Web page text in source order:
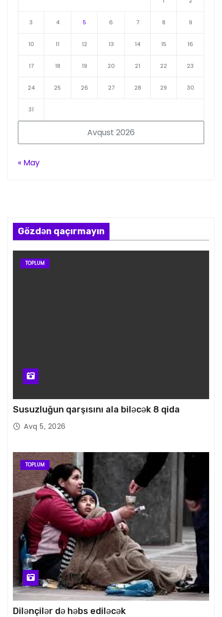
Avqust 2026
3 4 5 6 7 8 9
10 11 12 13 14 15 16
17 18 19 20 21 22 23
24 25 26 27 28 29 30
31
« May
Gözdən qaçırmayın
TOPLUM
Susuzluğun qarşısını ala biləcək 8 qida
Avq 5, 2026
TOPLUM
Dilənçilər də həbs ediləcək